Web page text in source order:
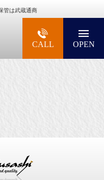
管は武蔵通商
術品・高級楽器の梱包・輸送
CALL OPEN